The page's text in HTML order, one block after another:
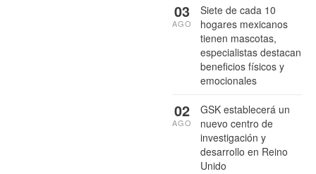
Siete de cada 10
hogares mexicanos
tienen mascotas,
especialistas destacan
beneficios físicos y
emocionales
03
AGO
GSK establecerá un
nuevo centro de
investigación y
desarrollo en Reino
Unido
02
AGO